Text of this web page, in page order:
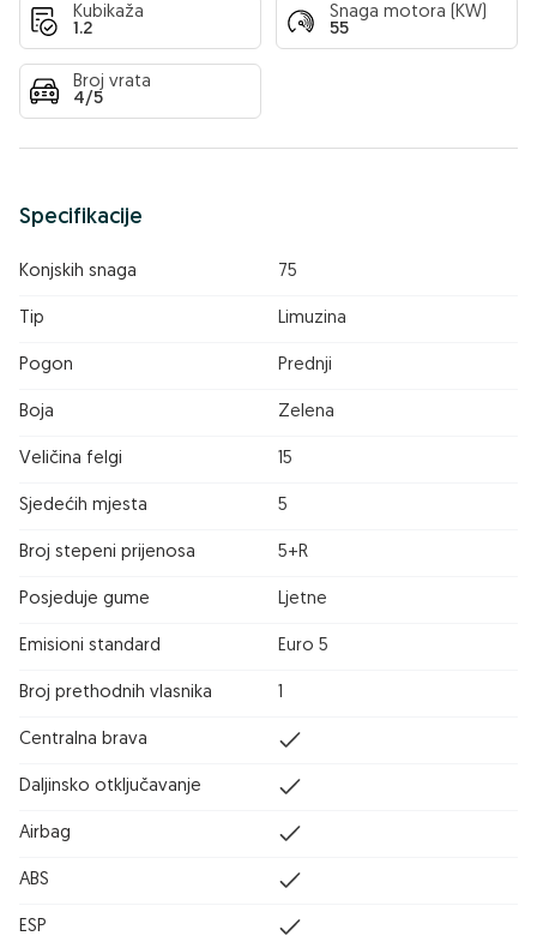
Kubikaža
1.2
Snaga motora (KW)
55
Broj vrata
4/5
Specifikacije
Konjskih snaga 75
Tip Limuzina
Pogon Prednji
Boja Zelena
Veličina felgi 15
Sjedećih mjesta 5
Broj stepeni prijenosa 5+R
Posjeduje gume Ljetne
Emisioni standard Euro 5
Broj prethodnih vlasnika 1
Centralna brava
Daljinsko otključavanje
Airbag
ABS
ESP